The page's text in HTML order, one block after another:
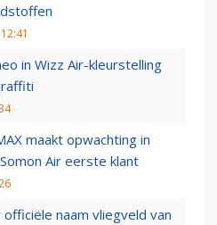
in Wizz Air-kleurstelling
maakt opwachting in
Air eerste klant
naam vliegveld van